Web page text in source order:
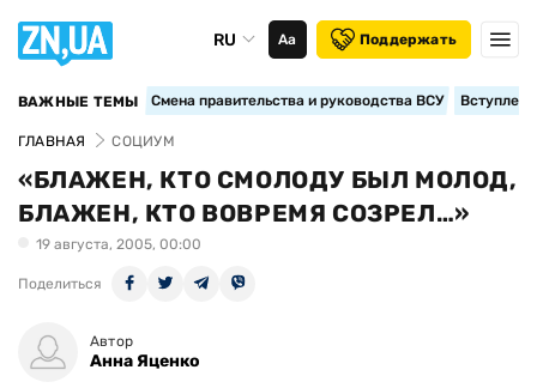
RU Аа Поддержать
ВАЖНЫЕ ТЕМЫ Смена правительства и руководства ВСУ
ГЛАВНАЯ СОЦИУМ
«БЛАЖЕН, КТО СМОЛОДУ БЫЛ МОЛОД,
БЛАЖЕН, КТО ВОВРЕМЯ СОЗРЕЛ…»
19 августа, 2005, 00:00
Поделиться
Автор
Анна Яценко